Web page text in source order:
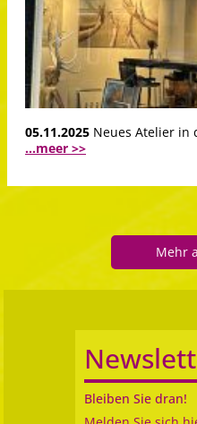
05.11.2025 Neues Atelier in
...meer >>
Mehr
Bleiben Sie dran!